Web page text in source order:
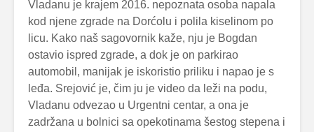
Vladanu je krajem 2016. nepoznata osoba napala
kod njene zgrade na Dorćolu i polila kiselinom po
licu. Kako naš sagovornik kaže, nju je Bogdan
ostavio ispred zgrade, a dok je on parkirao
automobil, manijak je iskoristio priliku i napao je s
leđa. Srejović je, čim ju je video da leži na podu,
Vladanu odvezao u Urgentni centar, a ona je
zadržana u bolnici sa opekotinama šestog stepena i